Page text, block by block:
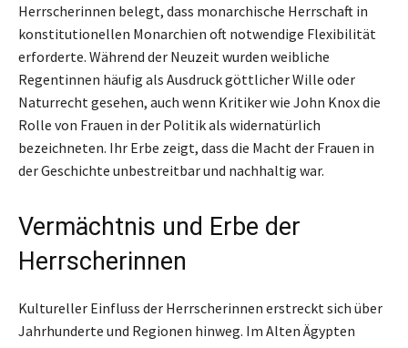
Herrscherinnen belegt, dass monarchische Herrschaft in
konstitutionellen Monarchien oft notwendige Flexibilität
erforderte. Während der Neuzeit wurden weibliche
Regentinnen häufig als Ausdruck göttlicher Wille oder
Naturrecht gesehen, auch wenn Kritiker wie John Knox die
Rolle von Frauen in der Politik als widernatürlich
bezeichneten. Ihr Erbe zeigt, dass die Macht der Frauen in
der Geschichte unbestreitbar und nachhaltig war.
Vermächtnis und Erbe der
Herrscherinnen
Kultureller Einfluss der Herrscherinnen erstreckt sich über
Jahrhunderte und Regionen hinweg. Im Alten Ägypten